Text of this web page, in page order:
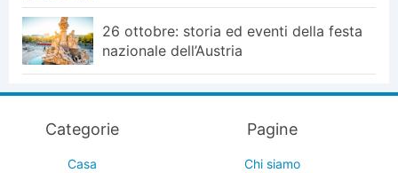
26 ottobre: storia ed eventi della festa
nazionale dell’Austria
Categorie
Casa
Pagine
Chi siamo